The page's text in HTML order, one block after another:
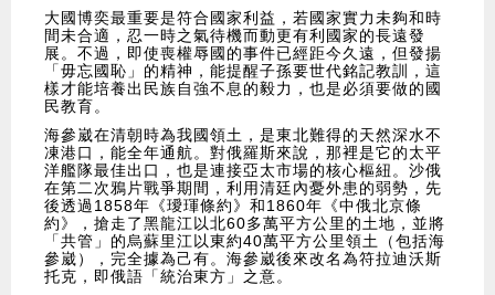
大國博奕最重要是符合國家利益，若國家實力未夠和時
間未合適，忍一時之氣待機而動更有利國家的長遠發
展。不過，即使喪權辱國的事件已經距今久遠，但發揚
「毋忘國恥」的精神，能提醒子孫要世代銘記教訓，這
樣才能培養出民族自強不息的毅力，也是必須要做的國
民教育。
海參崴在清朝時為我國領土，是東北難得的天然深水不
凍港口，能全年通航。對俄羅斯來說，那裡是它的太平
洋艦隊最佳出口，也是連接亞太市場的核心樞紐。沙俄
在第二次鴉片戰爭期間，利用清廷內憂外患的弱勢，先
後透過1858年《璦琿條約》和1860年《中俄北京條
約》，搶走了黑龍江以北60多萬平方公里的土地，並將
「共管」的烏蘇里江以東約40萬平方公里領土（包括海
參崴），完全據為己有。海參崴後來改名為符拉迪沃斯
托克，即俄語「統治東方」之意。